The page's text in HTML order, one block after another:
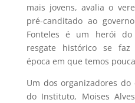
mais jovens, avalia o
pré-canditado ao
Fonteles é um herói
resgate histórico se faz
época em que temos
Um dos organizadores
do Instituto, Moises